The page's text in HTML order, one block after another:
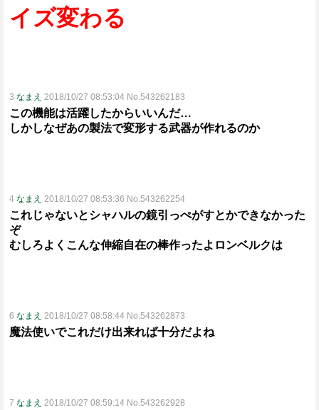
イズ変わる
3 なまえ 2018/10/27 08:53:04 No.543262183
この機能は活躍したからいいんだ…
しかしなぜあの製法で変形する武器が作れるのか
4 なまえ 2018/10/27 08:53:36 No.543262254
これじゃないとシャハルの鏡引っぺがすとかできなかった
ぞ
むしろよくこんな伸縮自在の棒作ったよロンベルクは
6 なまえ 2018/10/27 08:58:44 No.543262873
魔法使いでこれだけ出来れば十分だよね
7 なまえ 2018/10/27 08:59:14 No.543262928